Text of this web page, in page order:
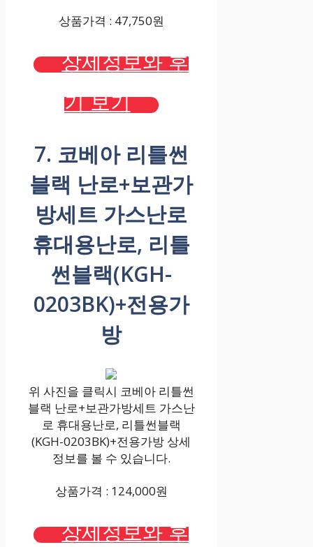
상품가격 : 47,750원
상세정보와 후
기 보기
7. 코베아 리틀썬
블랙 난로+보관가
방세트 가스난로
휴대용난로, 리틀
썬블랙(KGH-
0203BK)+전용가
방
위 사진을 클릭시 코베아 리틀썬
블랙 난로+보관가방세트 가스난
로 휴대용난로, 리틀썬블랙
(KGH-0203BK)+전용가방 상세
정보를 볼 수 있습니다.
상품가격 : 124,000원
상세정보와 후